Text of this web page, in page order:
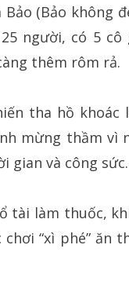
(Bảo không
người, có 5 cô
thêm rôm rả.
tha hồ khoác
mừng thầm vì
gian và công sức.
tài làm thuốc,
“xì phé” ăn